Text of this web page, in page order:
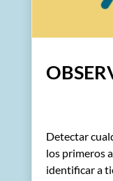
Detectar
los primeros
identificar a